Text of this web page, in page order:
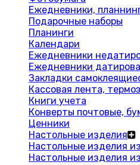
Ежедневники,
Подарочные наборы
Планинги
Календари
Ежедневники
Ежедневники
Закладки
Кассовая лента,
Книги учета
Конверты почтовые,
Ценники
Настольные изделия
Настольные изделия
Настольные изделия